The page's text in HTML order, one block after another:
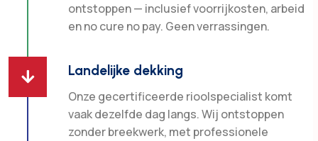
ontstoppen — inclusief voorrijkosten, arbeid
en no cure no pay. Geen verrassingen.
 Landelijke dekking
Onze gecertificeerde rioolspecialist komt
vaak dezelfde dag langs. Wij ontstoppen
zonder breekwerk, met professionele